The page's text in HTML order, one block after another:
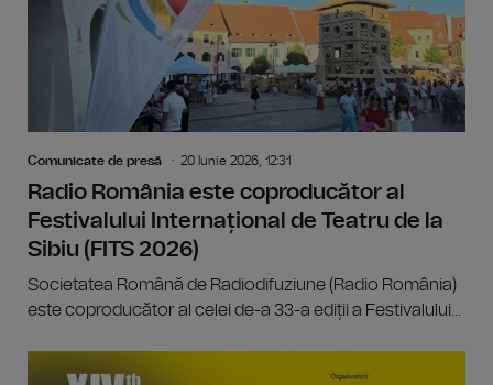
Comunicate de presă 20 Iunie 2026, 12:31
Radio România este coproducător al
Festivalului Internațional de Teatru de la
Sibiu (FITS 2026)
Societatea Română de Radiodifuziune (Radio România)
este coproducător al celei de-a 33-a ediții a Festivalului...